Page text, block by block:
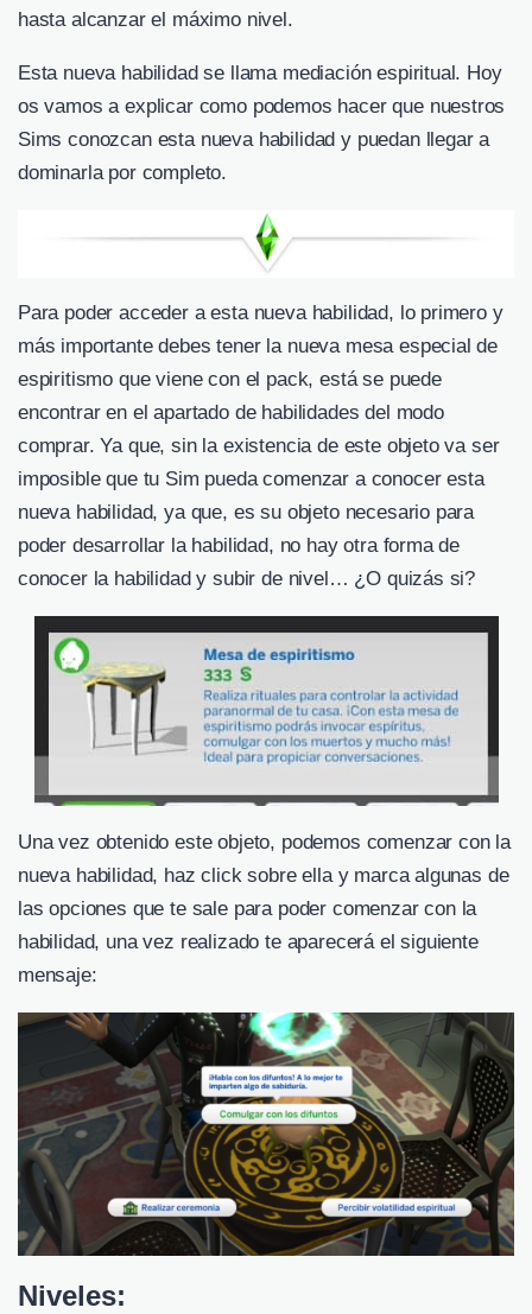
hasta alcanzar el máximo nivel.
Esta nueva habilidad se llama mediación espiritual. Hoy
os vamos a explicar como podemos hacer que nuestros
Sims conozcan esta nueva habilidad y puedan llegar a
dominarla por completo.
Para poder acceder a esta nueva habilidad, lo primero y
más importante debes tener la nueva mesa especial de
espiritismo que viene con el pack, está se puede
encontrar en el apartado de habilidades del modo
comprar. Ya que, sin la existencia de este objeto va ser
imposible que tu Sim pueda comenzar a conocer esta
nueva habilidad, ya que, es su objeto necesario para
poder desarrollar la habilidad, no hay otra forma de
conocer la habilidad y subir de nivel… ¿O quizás si?
Una vez obtenido este objeto, podemos comenzar con la
nueva habilidad, haz click sobre ella y marca algunas de
las opciones que te sale para poder comenzar con la
habilidad, una vez realizado te aparecerá el siguiente
mensaje:
Niveles: